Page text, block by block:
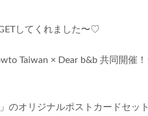
してくれました〜♡
のオリジナルポストカードセッ